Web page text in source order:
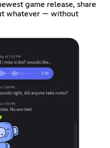
game release, share
whatever — without